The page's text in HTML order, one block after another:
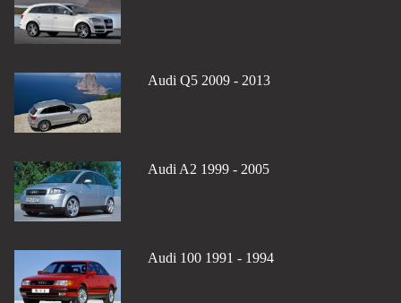
Audi Q5 2009 - 2013
Audi A2 1999 - 2005
Audi 100 1991 - 1994